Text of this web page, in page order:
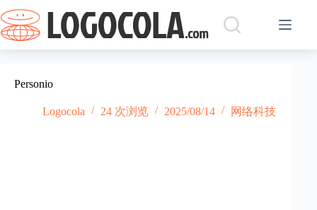
过
内
容
Personio
Logocola 24 次浏览 2025/08/14 网络科技